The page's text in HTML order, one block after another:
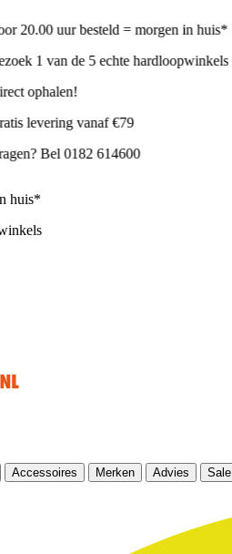
20.00 uur besteld = morgen in huis*
1 van de 5 echte hardloopwinkels
ophalen!
levering vanaf €79
Bel 0182 614600
huis*
Accessoires Merken Advies Sale